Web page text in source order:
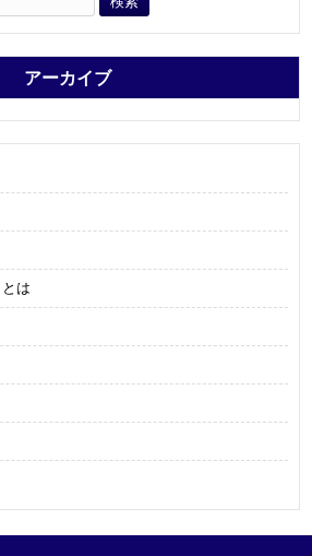
アーカイブ
は